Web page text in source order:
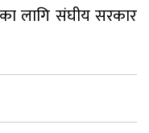
लागि संघीय सरकार